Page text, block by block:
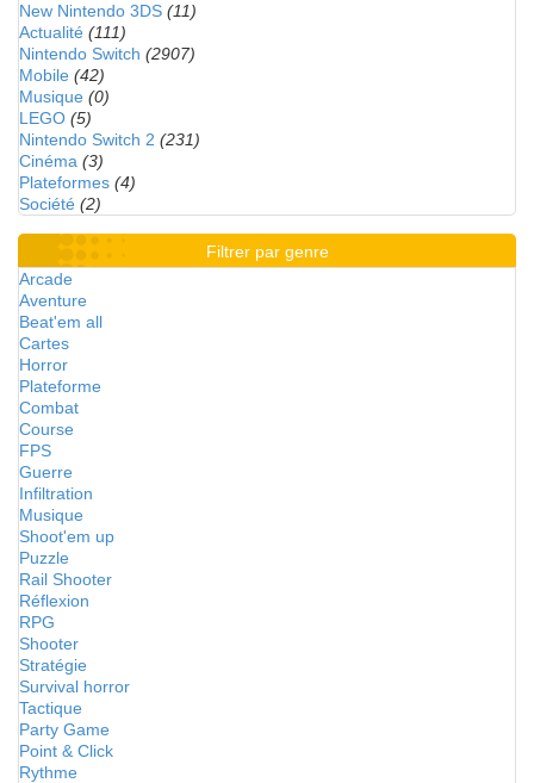
New Nintendo 3DS (11)
Actualité (111)
Nintendo Switch (2907)
Mobile (42)
Musique (0)
LEGO (5)
Nintendo Switch 2 (231)
Cinéma (3)
Plateformes (4)
Société (2)
Filtrer par genre
Arcade
Aventure
Beat'em all
Cartes
Horror
Plateforme
Combat
Course
FPS
Guerre
Infiltration
Musique
Shoot'em up
Puzzle
Rail Shooter
Réflexion
RPG
Shooter
Stratégie
Survival horror
Tactique
Party Game
Point & Click
Rythme